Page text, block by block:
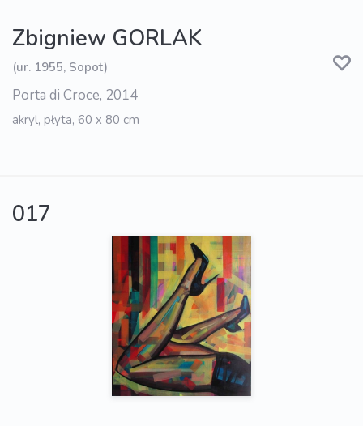
Zbigniew GORLAK
(ur. 1955, Sopot)
Porta di Croce, 2014
akryl, płyta, 60 x 80 cm
017